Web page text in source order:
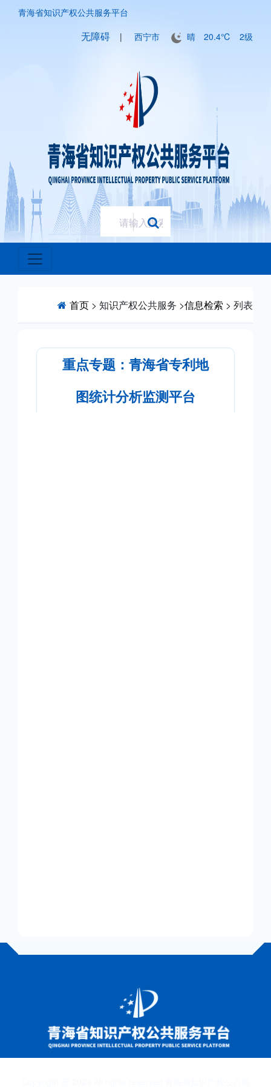
青海省知识产权公共服务平台
无障碍 | 西宁市 晴 20.4℃ 2级
首页 > 知识产权公共服务 >信息检索 > 列表
重点专题：青海省专利地
图统计分析监测平台